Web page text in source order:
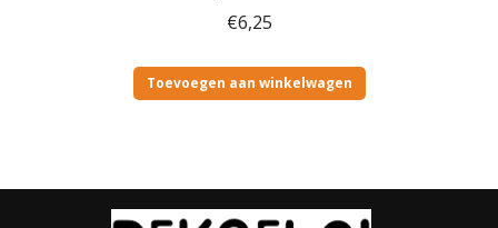
€6,25
Toevoegen aan winkelwagen